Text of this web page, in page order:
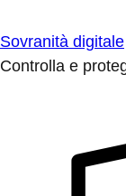
Sovranità digitale
Controlla e